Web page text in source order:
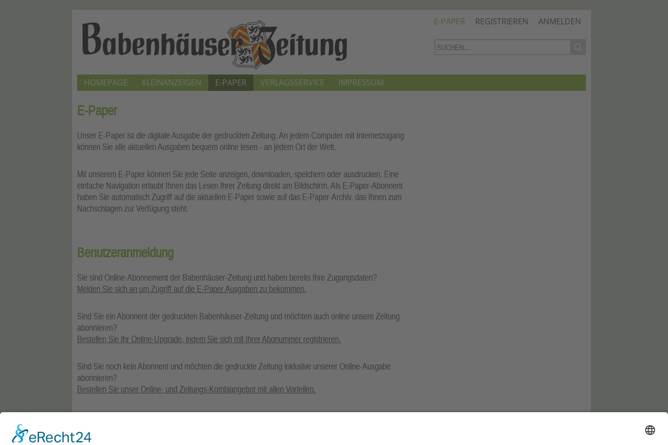
E-PAPER REGISTRIEREN ANMELDEN
E-Paper
Unser E-Paper ist die digitale Ausgabe der gedruckten Zeitung. An jedem Computer mit Internetzugang
können Sie alle aktuellen Ausgaben bequem online lesen - an jedem Ort der Welt.
Mit unserem E-Paper können Sie jede Seite anzeigen, downloaden, speichern oder ausdrucken. Eine
einfache Navigation erlaubt Ihnen das Lesen Ihrer Zeitung direkt am Bildschirm. Als E-Paper-Abonnent
haben Sie automatisch Zugriff auf die aktuellen E-Paper sowie auf das E-Paper-Archiv, das Ihnen zum
Nachschlagen zur Verfügung steht.
Benutzeranmeldung
Sie sind Online-Abonnement der Babenhäuser-Zeitung und haben bereits Ihre Zugangsdaten?
Melden Sie sich an um Zugriff auf die E-Paper Ausgaben zu bekommen.
Sind Sie ein Abonnent der gedruckten Babenhäuser-Zeitung und möchten auch online unsere Zeitung
abonnieren?
Bestellen Sie Ihr Online-Upgrade, indem Sie sich mit Ihrer Abonummer registrieren.
Sind Sie noch kein Abonnent und möchten die gedruckte Zeitung inklusive unserer Online-Ausgabe
abonnieren?
Bestellen Sie unser Online- und Zeitungs-Kombiangebot mit allen Vorteilen.
Bestellen Sie Ihr Online-Abonnement inkl. E-Paper-Archiv.
HOMEPAGE KLEINANZEIGEN E-PAPER VERLAGSSERVICE IMPRESSUM